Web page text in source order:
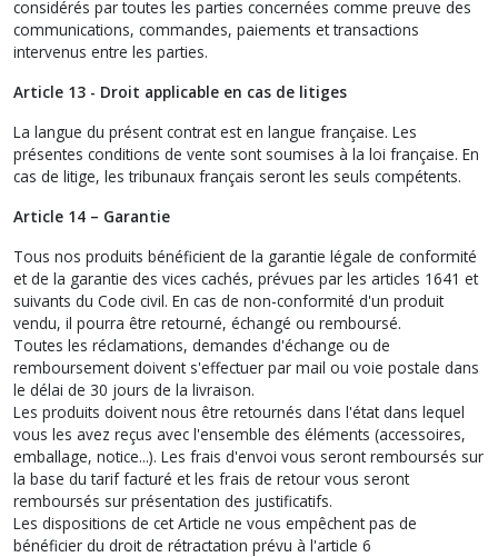
considérés par toutes les parties concernées comme preuve des
communications, commandes, paiements et transactions
intervenus entre les parties.
Article 13 - Droit applicable en cas de litiges
La langue du présent contrat est en langue française. Les
présentes conditions de vente sont soumises à la loi française. En
cas de litige, les tribunaux français seront les seuls compétents.
Article 14 – Garantie
Tous nos produits bénéficient de la garantie légale de conformité
et de la garantie des vices cachés, prévues par les articles 1641 et
suivants du Code civil. En cas de non-conformité d'un produit
vendu, il pourra être retourné, échangé ou remboursé.
Toutes les réclamations, demandes d'échange ou de
remboursement doivent s'effectuer par mail ou voie postale dans
le délai de 30 jours de la livraison.
Les produits doivent nous être retournés dans l'état dans lequel
vous les avez reçus avec l'ensemble des éléments (accessoires,
emballage, notice...). Les frais d'envoi vous seront remboursés sur
la base du tarif facturé et les frais de retour vous seront
remboursés sur présentation des justificatifs.
Les dispositions de cet Article ne vous empêchent pas de
bénéficier du droit de rétractation prévu à l'article 6